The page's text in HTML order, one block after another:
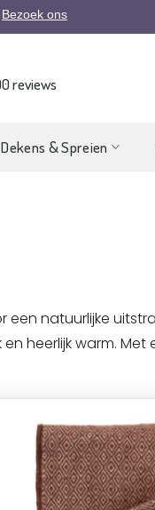
Bezoek ons
reviews
Dekens & Spreien
natuurlijke
heerlijk warm. Met